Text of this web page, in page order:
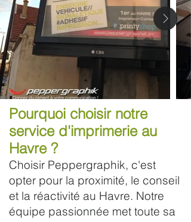
Pourquoi choisir notre
service d'imprimerie au
Havre ?
Choisir Peppergraphik, c'est
opter pour la proximité, le conseil
et la réactivité au Havre. Notre
équipe passionnée met toute sa